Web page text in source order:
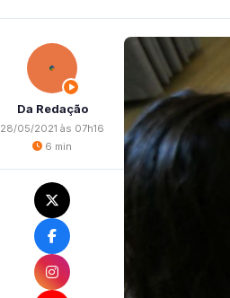
Da Redação
28/05/2021 às 07h16
6 min